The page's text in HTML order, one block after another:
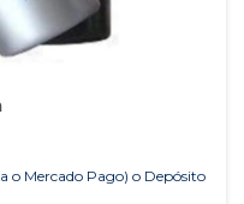
o Mercado Pago) o Depósito